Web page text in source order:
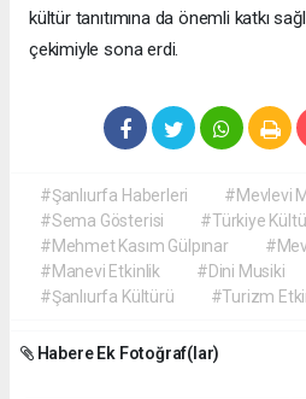
kültür tanıtımına da önemli katkı
çekimiyle sona erdi.
#Şanlıurfa Haberleri
#Mevlevi
#Sema Gösterisi
#Türkiye
#Mehmet Kasım Gülpınar
#Manevi Etkinlik
#Dini Musiki
#Şanlıurfa Kültürü
#Turizm
Habere Ek Fotoğraf(lar)